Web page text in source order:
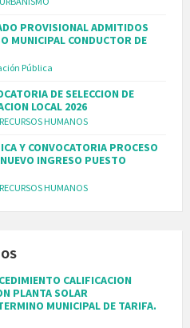
PROVISIONAL ADMITIDOS
MUNICIPAL CONDUCTOR DE
Pública
DE SELECCION DE
LOCAL 2026
RECURSOS HUMANOS
Y CONVOCATORIA PROCESO
INGRESO PUESTO
RECURSOS HUMANOS
CALIFICACION
PLANTA SOLAR
MUNICIPAL DE TARIFA.